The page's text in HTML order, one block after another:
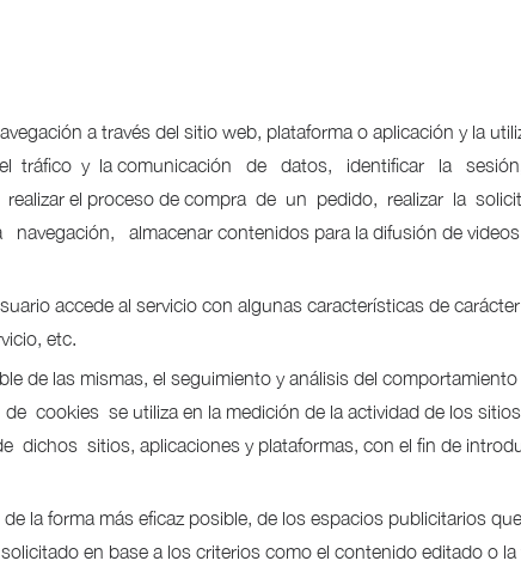
a través del sitio web, plataforma o aplicación y la
el tráfico y la comunicación de datos, identificar la
realizar el proceso de compra de un pedido, realizar la
almacenar contenidos para la difusión de videos
accede al servicio con algunas características de
etc.
de las mismas, el seguimiento y análisis del
se utiliza en la medición de la actividad de los sitios
sitios, aplicaciones y plataformas, con el fin de
la forma más eficaz posible, de los espacios publicitarios
en base a los criterios como el contenido editado o